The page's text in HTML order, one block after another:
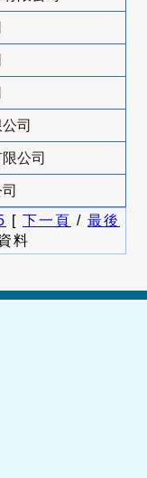
司
公司
[ 下一頁 / 最後
料